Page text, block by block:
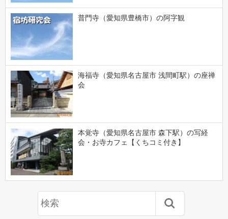
普門寺（愛知県豊橋市）の阿字観
海福寺（愛知県名古屋市 浅間町駅）の座禅
会
本覚寺（愛知県名古屋市 森下駅）の写経
会・お寺カフェ【くちコミ付き】